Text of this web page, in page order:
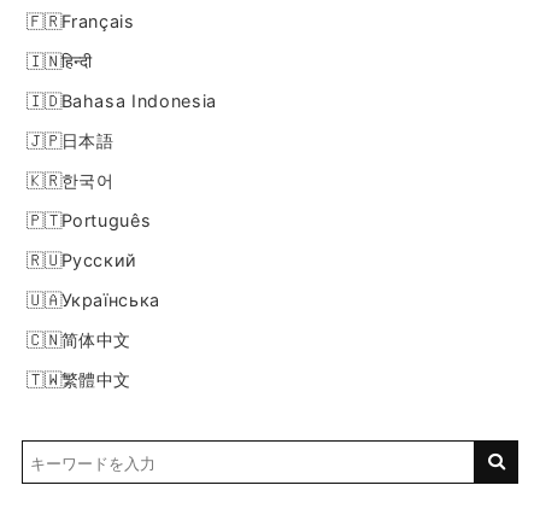
Français
हिन्दी
Bahasa Indonesia
日本語
한국어
Português
Русский
Українська
简体中文
繁體中文